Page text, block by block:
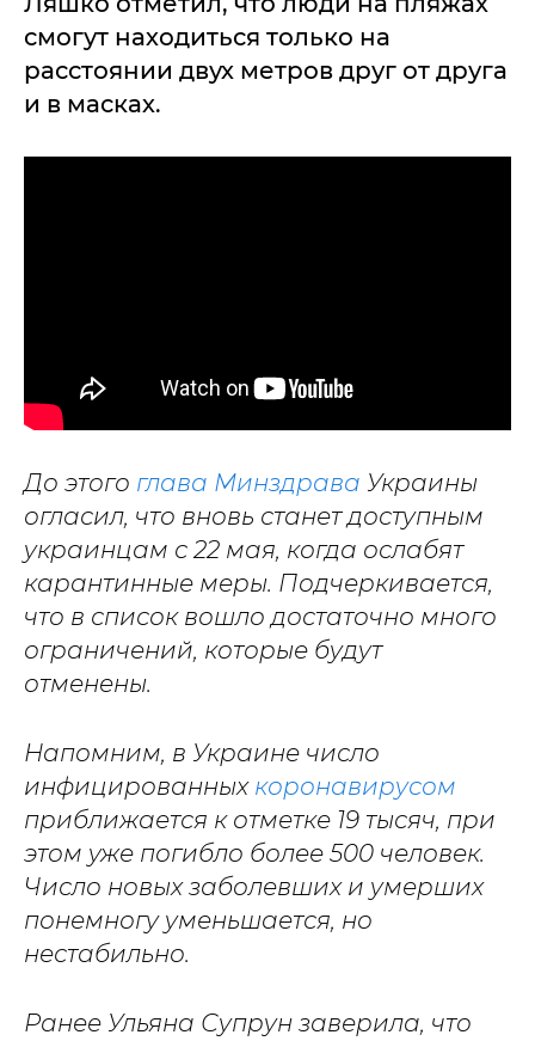
смогут находиться только на
расстоянии двух метров друг от друга
и в масках.
До этого глава Минздрава Украины
огласил, что вновь станет доступным
украинцам с 22 мая, когда ослабят
карантинные меры. Подчеркивается,
что в список вошло достаточно много
ограничений, которые будут
отменены.
Напомним, в Украине число
инфицированных коронавирусом
приближается к отметке 19 тысяч, при
этом уже погибло более 500 человек.
Число новых заболевших и умерших
понемногу уменьшается, но
нестабильно.
Ранее Ульяна Супрун заверила, что